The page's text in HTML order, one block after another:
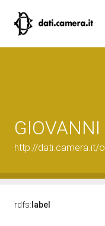
GIOVANNI
http://dati.camera.it/
rdfs: label